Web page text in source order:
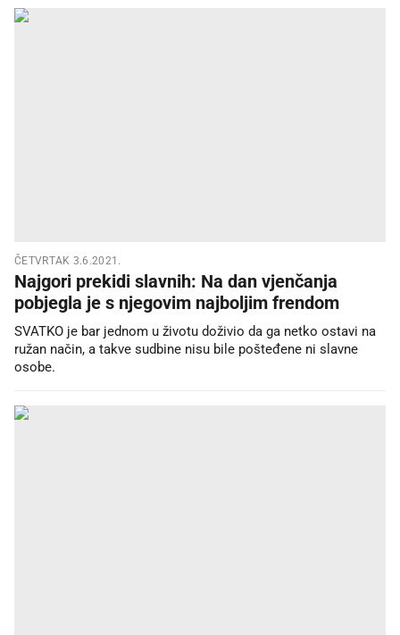
ČETVRTAK 3.6.2021.
Najgori prekidi slavnih: Na dan vjenčanja
pobjegla je s njegovim najboljim frendom
SVATKO je bar jednom u životu doživio da ga netko ostavi na
ružan način, a takve sudbine nisu bile pošteđene ni slavne
osobe.